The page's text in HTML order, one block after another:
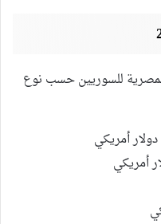
للسوريين حسب نوع